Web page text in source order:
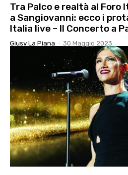
Tra Palco e realtà al Foro
a Sangiovanni: ecco i
Italia live – Il Concerto a
Giusy La Piana - 30 Maggio 2023